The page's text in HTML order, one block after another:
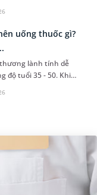
ung thư. Để tìm
uống thuốc gì?
lành tính dễ
độ tuổi 35 - 50. Khi
nhiều người
tuyến v...